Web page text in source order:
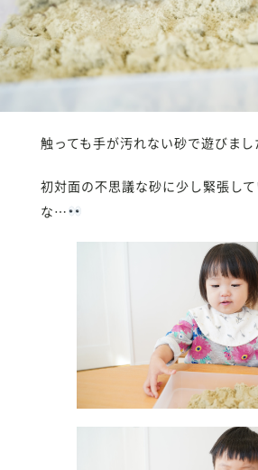
触っても手が汚れない砂で遊びまし
初対面の不思議な砂に少し緊張し
な…